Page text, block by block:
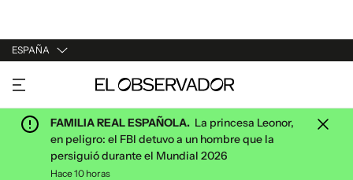
ESPAÑA
URUGUAY
ARGENTINA
ESPAÑA
ESTADOS UNIDOS
FAMILIA REAL ESPAÑOLA. La princesa Leonor,
en peligro: el FBI detuvo a un hombre que la
persiguió durante el Mundial 2026
Hace 10 horas